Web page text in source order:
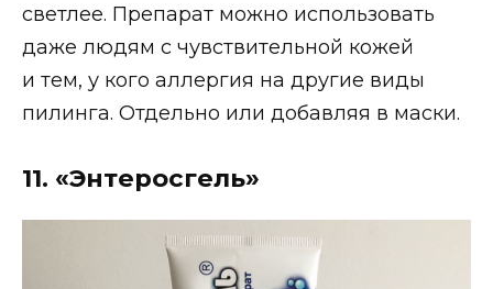
светлее. Препарат можно использовать
даже людям с чувствительной кожей
и тем, у кого аллергия на другие виды
пилинга. Отдельно или добавляя в маски.
11. «Энтеросгель»